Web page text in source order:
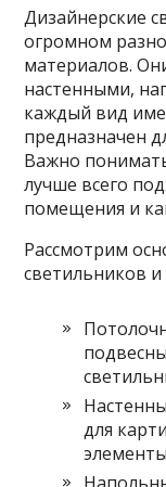
Дизайнерские
огромном
материалов.
настенными,
каждый вид
предназначен
Важно
лучше всего
помещения и
Рассмотрим
светильников и
для